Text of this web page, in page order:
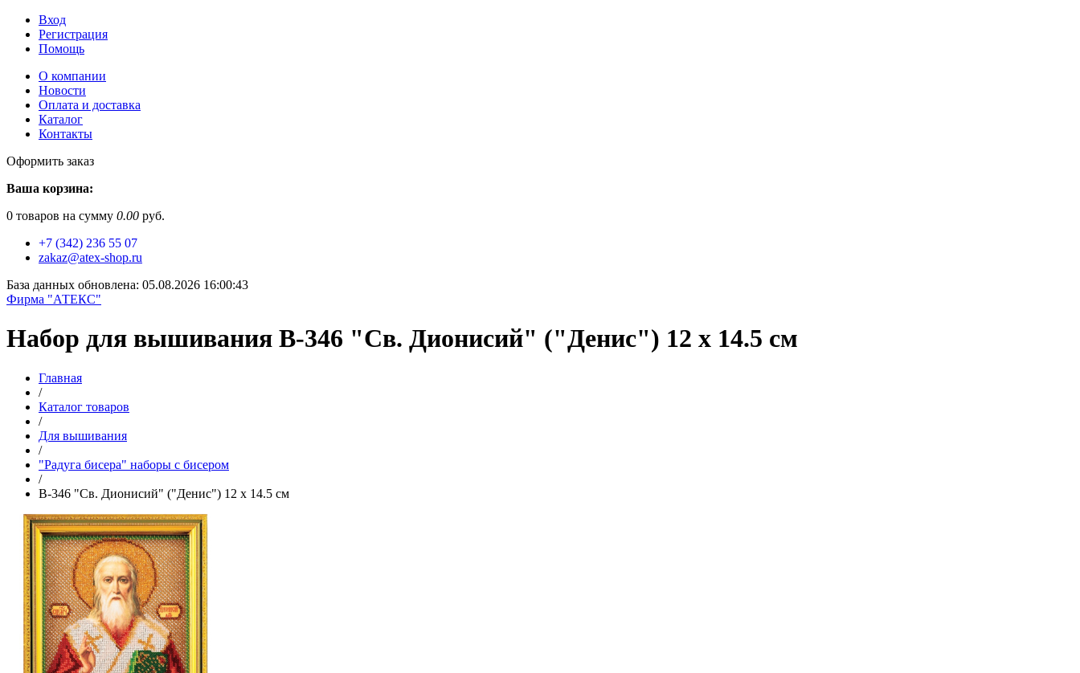
Вход
Регистрация
Помощь
О компании
Новости
Оплата и доставка
Каталог
Контакты
Оформить заказ
Ваша корзина:
0 товаров на сумму 0.00 руб.
+7 (342) 236 55 07
zakaz@atex-shop.ru
База данных обновлена: 05.08.2026 16:00:43
Фирма "АТЕКС"
Набор для вышивания В-346 "Св. Дионисий" ("Денис") 12 х 14.5 см
Главная
/
Каталог товаров
/
Для вышивания
/
"Радуга бисера" наборы с бисером
/
В-346 "Св. Дионисий" ("Денис") 12 х 14.5 см